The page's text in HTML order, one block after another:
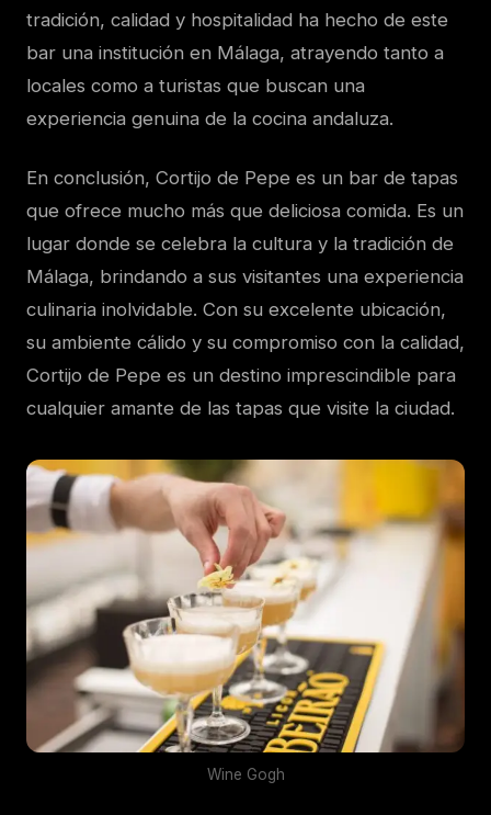
tradición, calidad y hospitalidad ha hecho de este
bar una institución en Málaga, atrayendo tanto a
locales como a turistas que buscan una
experiencia genuina de la cocina andaluza.
En conclusión, Cortijo de Pepe es un bar de tapas
que ofrece mucho más que deliciosa comida. Es un
lugar donde se celebra la cultura y la tradición de
Málaga, brindando a sus visitantes una experiencia
culinaria inolvidable. Con su excelente ubicación,
su ambiente cálido y su compromiso con la calidad,
Cortijo de Pepe es un destino imprescindible para
cualquier amante de las tapas que visite la ciudad.
Wine Gogh